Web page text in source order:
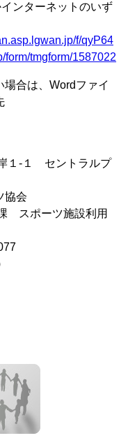
ンターネットのいず
f/qyP64
form/tmgform/1587022
合は、Wordファイ
１-１ セントラルプ
協会
スポーツ施設利用